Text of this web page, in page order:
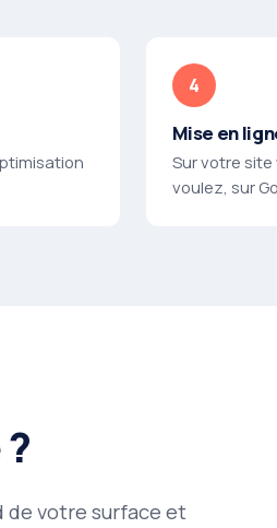
Mise en
Sur votre site
voulez, sur
de votre surface et